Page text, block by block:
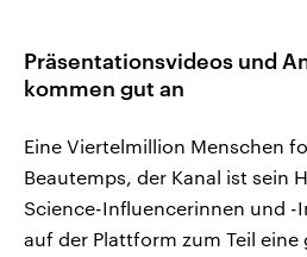
Präsentationsvideos und
kommen gut an
Eine Viertelmillion Menschen
Beautemps, der Kanal ist sein
Science-Influencerinnen und -
auf der Plattform zum Teil eine